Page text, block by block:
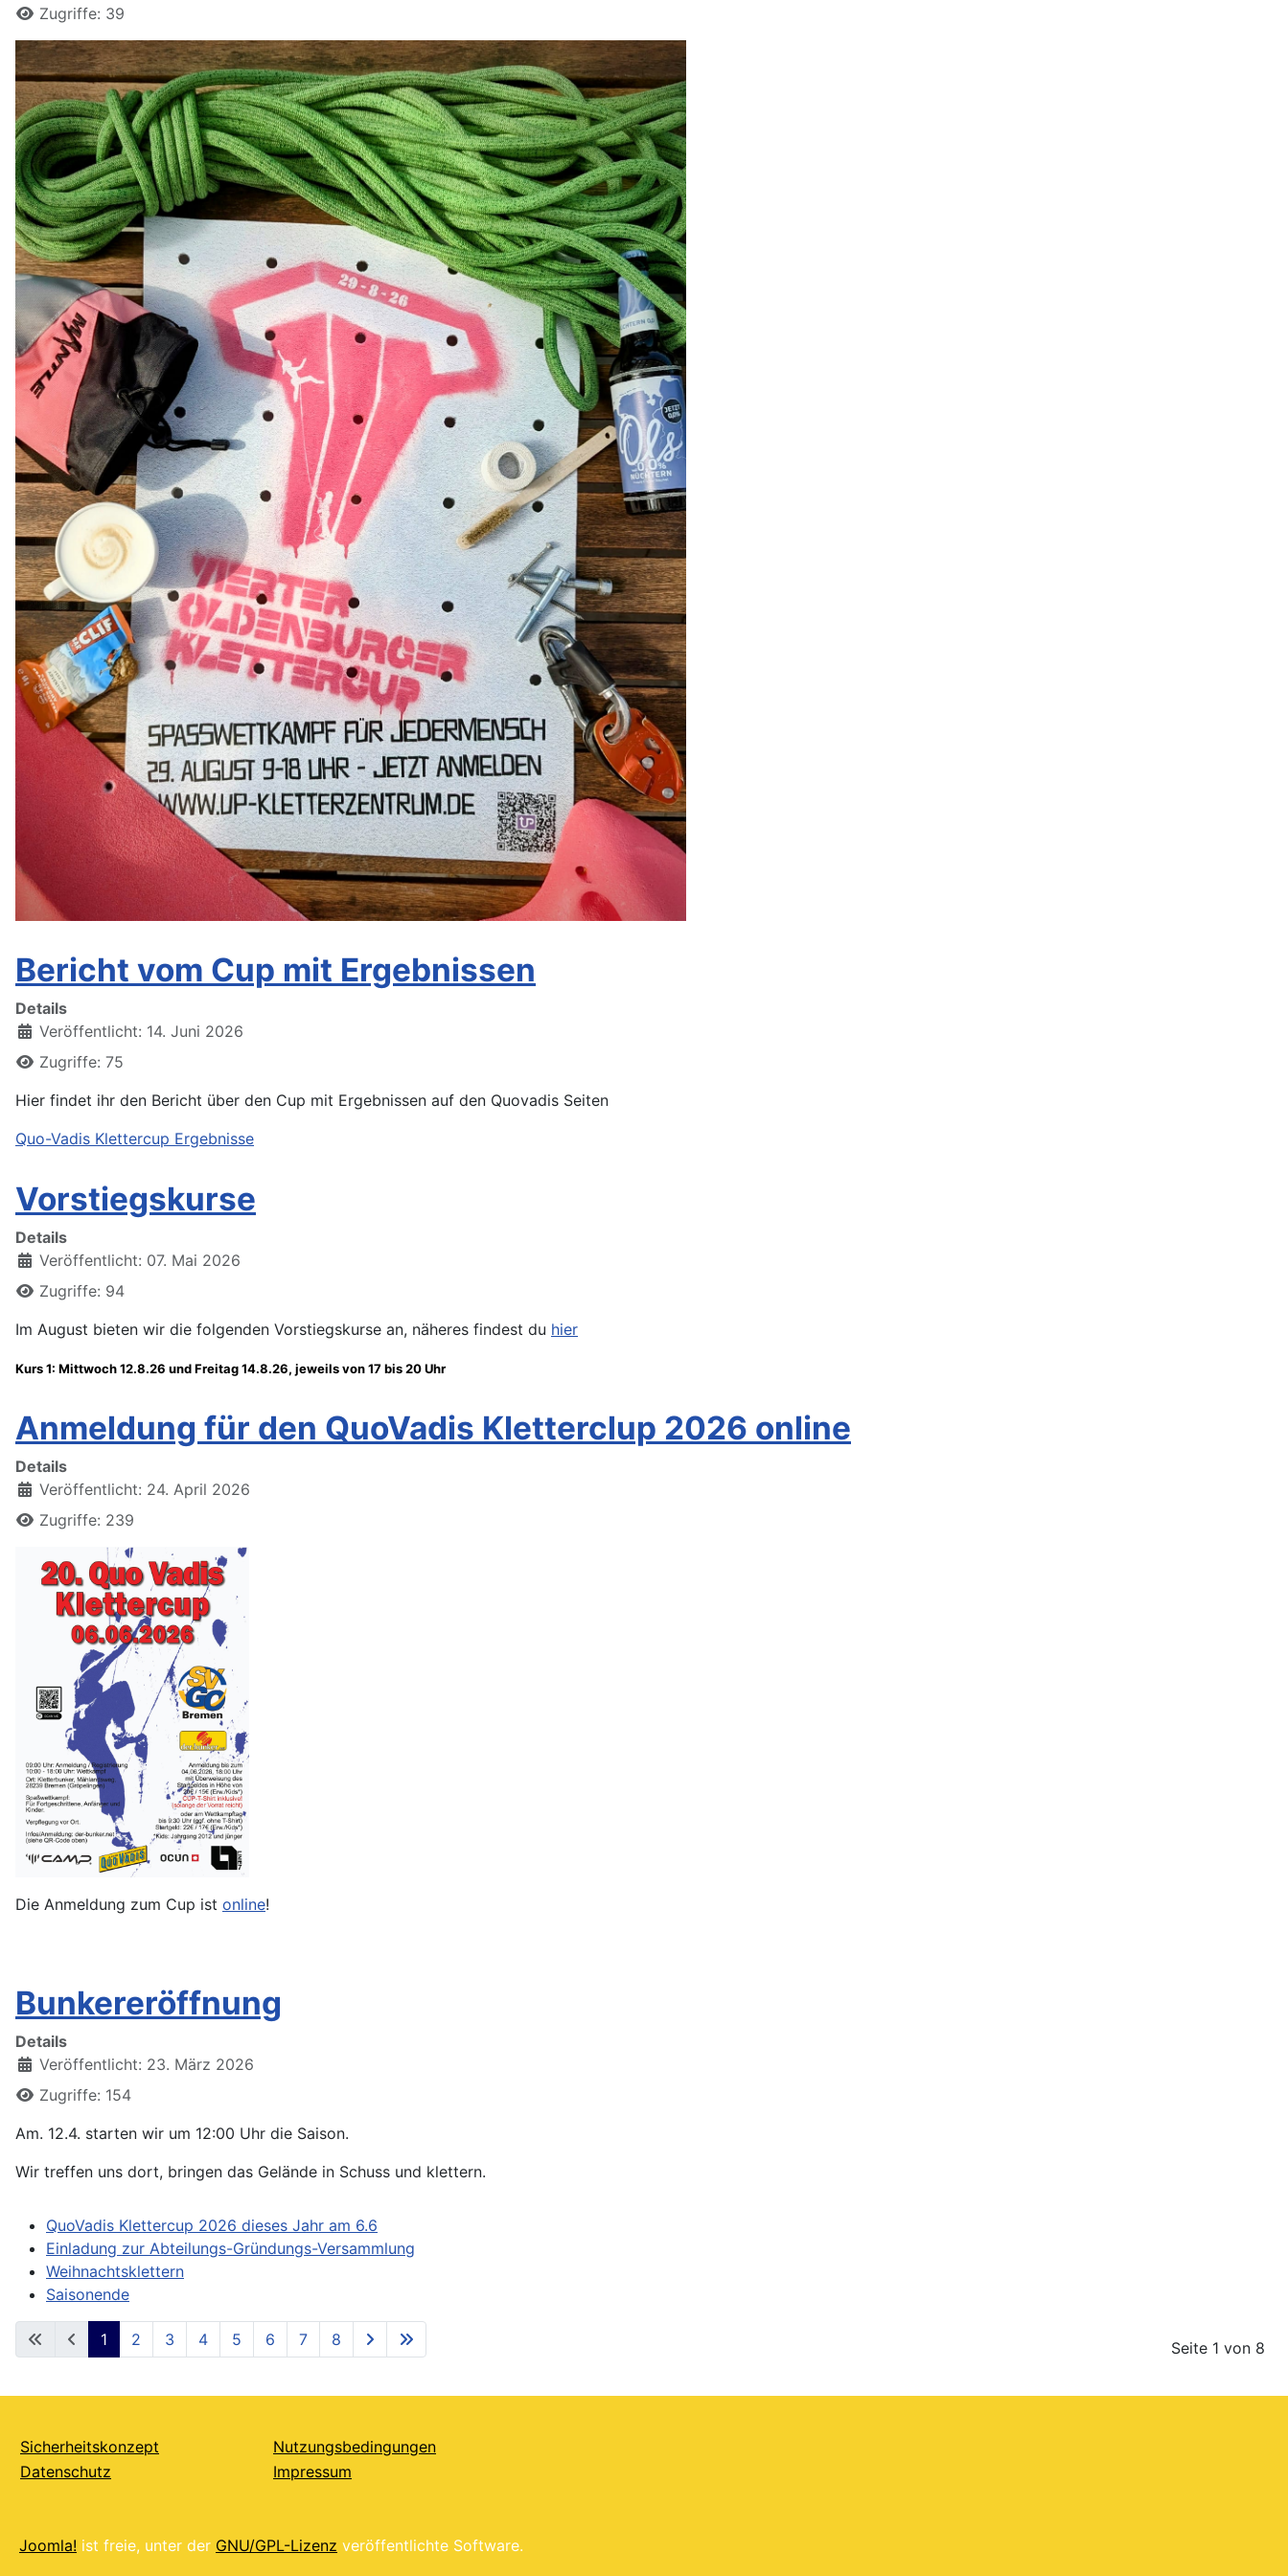
Zugriffe: 39
Bericht vom Cup mit Ergebnissen
Details
Veröffentlicht: 14. Juni 2026
Zugriffe: 75
Hier findet ihr den Bericht über den Cup mit Ergebnissen auf den Quovadis Seiten
Quo-Vadis Klettercup Ergebnisse
Vorstiegskurse
Details
Veröffentlicht: 07. Mai 2026
Zugriffe: 94
Im August bieten wir die folgenden Vorstiegskurse an, näheres findest du hier
Kurs 1: Mittwoch 12.8.26 und Freitag 14.8.26, jeweils von 17 bis 20 Uhr
Anmeldung für den QuoVadis Kletterclup 2026 online
Details
Veröffentlicht: 24. April 2026
Zugriffe: 239
Die Anmeldung zum Cup ist online!
Bunkereröffnung
Details
Veröffentlicht: 23. März 2026
Zugriffe: 154
Am. 12.4. starten wir um 12:00 Uhr die Saison.
Wir treffen uns dort, bringen das Gelände in Schuss und klettern.
QuoVadis Klettercup 2026 dieses Jahr am 6.6
Einladung zur Abteilungs-Gründungs-Versammlung
Weihnachtsklettern
Saisonende
Seite 1 von 8
1 2 3 4 5 6 7 8
Sicherheitskonzept
Nutzungsbedingungen
Datenschutz
Impressum
Joomla! ist freie, unter der GNU/GPL-Lizenz veröffentlichte Software.